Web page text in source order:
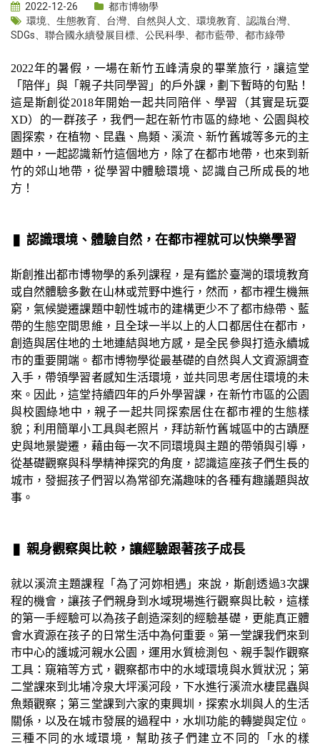
2022-12-26
都市博物學
環境
生態教育 台灣 自然與人文 環境教育 認識台灣
SDGs
聯合國永續發展目標 公民科學 都市藍帶 都市綠帶
2022年的暑假，一場在新竹五峰清泉的畢業旅行，讓這堂
「陪伴」與「親子共同學習」的戶外課，劃下暫時的句點！
這是斯創從2018年開始一起共同陪伴、學習（其實是玩耍
XD）的一群孩子，我們一起在新竹市區的綠地、公園與校
園探索，在植物、昆蟲、鳥類、溪流、新竹舊城等多元的主
題中，一起認識新竹這個地方，除了在都市地帶，也來到新
竹的郊山地帶，從學習中體驗環境、認識自己所成長的地
方！
▌​​​​​​​ 認識環境、體驗自然，在都市裡就可以快樂學習
斯創推出都市博物學的系列課程，是有鑑於臺灣的環境教育
或自然體驗多數在山林或荒野中進行，然而，都市裡生機無
窮，氣候變遷課題中韌性城市的建構更少不了都市綠帶、藍
帶的生態空間思維，且全球一半以上的人口都居住在都市，
創造與居住地的土地連結與地方感，是全民參與打造永續城
市的重要開端。都市博物學從最基礎的自然與人文資源調查
入手，帶領學習者感知生活環境，並共同思考居住環境的未
來。因此，這堂持續四年的戶外學習課，在新竹市區的公園
與校園綠地中，親子一起共同探索居住在都市裡的生態樣
貌；利用簡單小工具與老照片，拜訪新竹舊城區中的古蹟歷
史與地景變遷，藉由每一次不同環境與主題的帶領與引導，
從基礎觀察與科學精神探究的角度，認識這座孩子們生長的
城市，發掘孩子們習以為常卻充滿趣味的各種有趣議題與故
事。
▌​​​​​​​ 親身觀察與比較，讓經驗跟著孩子成長
就以溪流主題課程「為了河妳相遇」來說，斯創透過3次課
程的機會，讓孩子們親身到水域現場進行觀察與比較，這樣
的第一手經驗可以為孩子創造深刻的經驗基礎，更能真正體
會水資源在孩子的日常生活中為何重要。第一堂課我們來到
市中心的護城河親水公園，運用水質檢測包、親手製作觀察
工具：窺箱等方式，觀察都市中的水域環境與水質狀況；第
二堂課來到北埔冷泉大坪溪河段，下水進行溪流水棲昆蟲與
魚類觀察；第三堂課到六家的東興圳，探索水圳與人的生活
關係，以及在城市發展的過程中，水圳功能的轉變與定位。
三種不同的水域環境，幫助孩子們建立不同的「水的樣